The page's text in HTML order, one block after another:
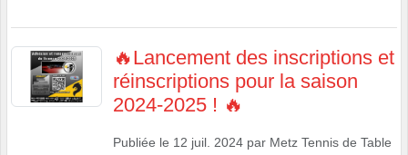
🔥Lancement des inscriptions et
réinscriptions pour la saison
2024-2025 ! 🔥
Publiée le 12 juil. 2024 par Metz Tennis de Table